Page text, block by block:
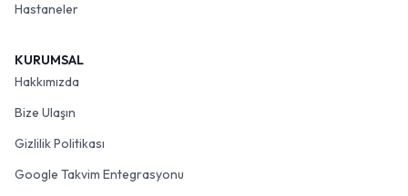
Hastaneler
KURUMSAL
Hakkımızda
Bize Ulaşın
Gizlilik Politikası
Google Takvim Entegrasyonu